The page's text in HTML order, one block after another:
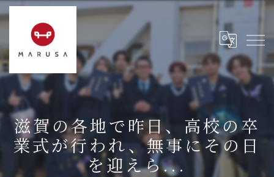
滋賀の各地で昨日、高校の卒
業式が行われ、無事にその日
を迎えら...